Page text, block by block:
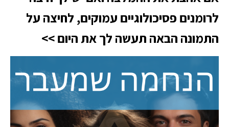
לרומנים פסיכולוגיים עמוקים, לחיצה על
התמונה הבאה תעשה לך את היום >>